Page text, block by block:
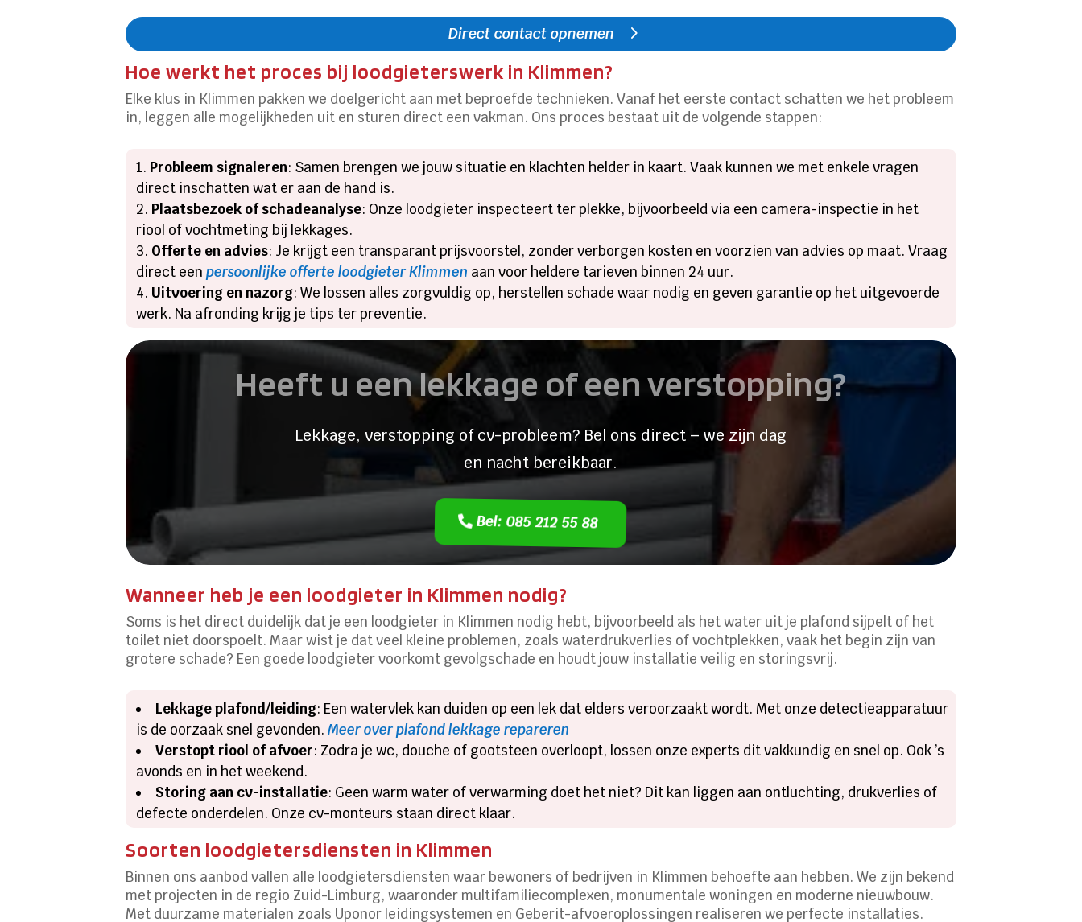
Direct contact opnemen
Hoe werkt het proces bij loodgieterswerk in Klimmen?
Elke klus in Klimmen pakken we doelgericht aan met beproefde technieken.​ Vanaf het eerste contact schatten we het probleem
in, leggen alle mogelijkheden uit en sturen direct een vakman.​ Ons proces bestaat uit de volgende stappen:
Probleem signaleren: Samen brengen we jouw situatie en klachten helder in kaart.​ Vaak kunnen we met enkele vragen
direct inschatten wat er aan de hand is.​
Plaatsbezoek of schadeanalyse: Onze loodgieter inspecteert ter plekke, bijvoorbeeld via een camera-inspectie in het
riool of vochtmeting bij lekkages.​
Offerte en advies: Je krijgt een transparant prijsvoorstel, zonder verborgen kosten en voorzien van advies op maat.​ Vraag
direct eenpersoonlijke offerte loodgieter Klimmen aan voor heldere tarieven binnen 24 uur.​
Uitvoering en nazorg: We lossen alles zorgvuldig op, herstellen schade waar nodig en geven garantie op het uitgevoerde
werk.​ Na afronding krijg je tips ter preventie.​
Heeft u een lekkage of een verstopping?
Lekkage, verstopping of cv-probleem? Bel ons direct – we zijn dag
en nacht bereikbaar.
Bel: 085 212 55 88
Wanneer heb je een loodgieter in Klimmen nodig?
Soms is het direct duidelijk dat je een loodgieter in Klimmen nodig hebt, bijvoorbeeld als het water uit je plafond sijpelt of het
toilet niet doorspoelt.​ Maar wist je dat veel kleine problemen, zoals waterdrukverlies of vochtplekken, vaak het begin zijn van
grotere schade? Een goede loodgieter voorkomt gevolgschade en houdt jouw installatie veilig en storingsvrij.​
Lekkage plafond/leiding: Een watervlek kan duiden op een lek dat elders veroorzaakt wordt.​ Met onze detectieapparatuur
is de oorzaak snel gevonden.​Meer over plafond lekkage repareren
Verstopt riool of afvoer: Zodra je wc, douche of gootsteen overloopt, lossen onze experts dit vakkundig en snel op.​ Ook ’s
avonds en in het weekend.​
Storing aan cv-installatie: Geen warm water of verwarming doet het niet? Dit kan liggen aan ontluchting, drukverlies of
defecte onderdelen.​ Onze cv-monteurs staan direct klaar.​
Soorten loodgietersdiensten in Klimmen
Binnen ons aanbod vallen alle loodgietersdiensten waar bewoners of bedrijven in Klimmen behoefte aan hebben.​ We zijn bekend
met projecten in de regio Zuid-Limburg, waaronder multifamiliecomplexen, monumentale woningen en moderne nieuwbouw.​
Met duurzame materialen zoals Uponor leidingsystemen en Geberit-afvoeroplossingen realiseren we perfecte installaties.​